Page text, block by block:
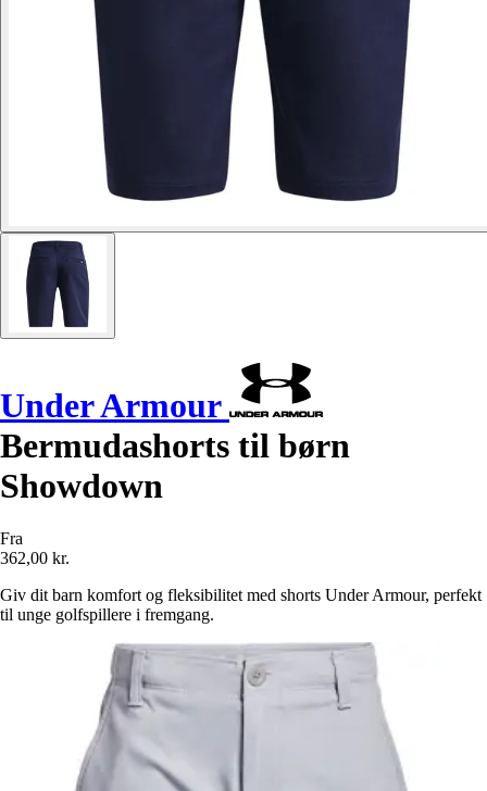
Under Armour
Bermudashorts til børn
Showdown
Fra
362,00 kr.
Giv dit barn komfort og fleksibilitet med shorts Under Armour, perfekt
til unge golfspillere i fremgang.